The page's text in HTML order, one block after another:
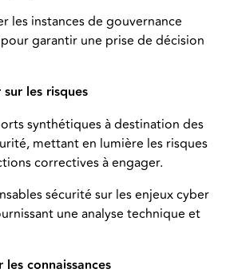
les instances de gouvernance
garantir une prise de décision
les risques
synthétiques à destination des
mettant en lumière les risques
correctives à engager.
sécurité sur les enjeux cyber
une analyse technique et
connaissances